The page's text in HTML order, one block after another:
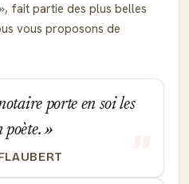
, fait partie des plus belles
vous proposons de
porte en soi les
poète.